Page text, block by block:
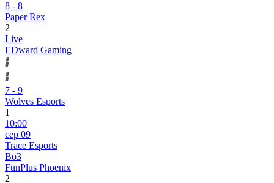
8 - 8
Paper Rex
2
Live
EDward Gaming
7 - 9
Wolves Esports
1
10:00
сер 09
Trace Esports
Bo3
FunPlus Phoenix
2